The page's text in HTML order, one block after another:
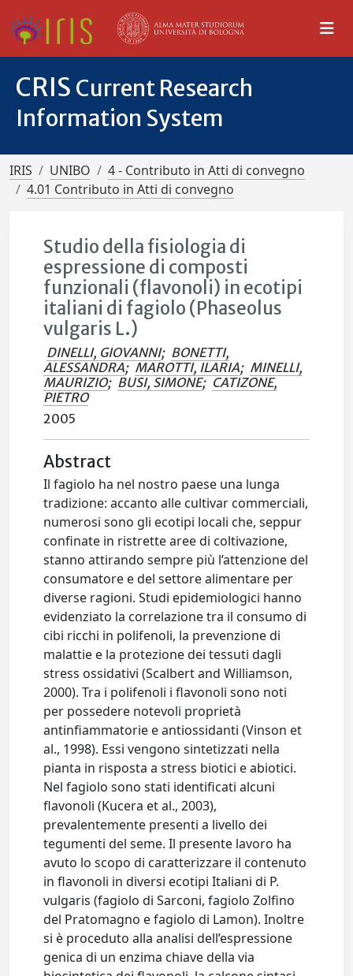
CRIS Current Research
Information System
IRIS UNIBO
4 - Contributo in Atti di convegno
4.01 Contributo in Atti di convegno
Studio della fisiologia di
espressione di composti
funzionali (flavonoli) in ecotipi
italiani di fagiolo (Phaseolus
vulgaris L.)
DINELLI, GIOVANNI; BONETTI,
ALESSANDRA; MAROTTI, ILARIA; MINELLI,
MAURIZIO; BUSI, SIMONE; CATIZONE,
PIETRO
2005
Abstract
Il fagiolo ha nel nostro paese una lunga
tradizione: accanto alle cultivar commerciali,
numerosi sono gli ecotipi locali che, seppur
confinate in ristrette aree di coltivazione,
stanno attirando sempre più l’attenzione del
consumatore e del settore alimentare per
diverse ragioni. Studi epidemiologici hanno
evidenziato la correlazione tra il consumo di
cibi ricchi in polifenoli, la prevenzione di
malattie e la protezione dei tessuti dagli
stress ossidativi (Scalbert and Williamson,
2000). Tra i polifenoli i flavonoli sono noti
per possedere notevoli proprietà
antinfiammatorie e antiossidanti (Vinson et
al., 1998). Essi vengono sintetizzati nella
pianta in risposta a stress biotici e abiotici.
Nel fagiolo sono stati identificati alcuni
flavonoli (Kucera et al., 2003),
prevalentemente presenti a livello dei
tegumenti del seme. Il presente lavoro ha
avuto lo scopo di caratterizzare il contenuto
in flavonoli in diversi ecotipi Italiani di P.
vulgaris (fagiolo di Sarconi, fagiolo Zolfino
del Pratomagno e fagiolo di Lamon). Inoltre
si è proceduto alla analisi dell’espressione
genica di un enzima chiave della via